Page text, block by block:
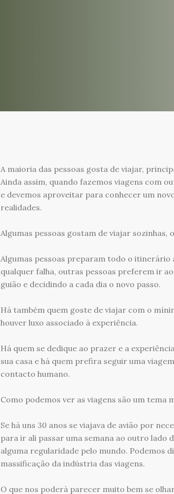
A maioria das pessoas gosta de viajar,
Ainda assim, quando fazemos viagens com
e devemos aproveitar para conhecer um
realidades.
Algumas pessoas gostam de viajar sozinhas,
Algumas pessoas preparam todo o
qualquer falha, outras pessoas preferem ir
guião e decidindo a cada dia o novo passo.
Há também quem goste de viajar com o
houver luxo associado à experiência.
Há quem se dedique ao prazer e a
sua casa e há quem prefira seguir uma
contacto humano.
Como podemos ver as viagens são um tema
Se há uns 30 anos se viajava de avião por
para ir ali passar uma semana ao outro lado
alguma regularidade pelo mundo. Podemos
massificação da indústria das viagens.
O que nos poderá parecer muito bem se